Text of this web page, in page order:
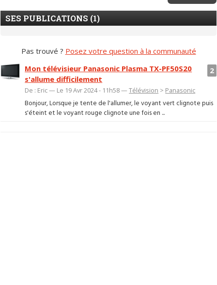
SES PUBLICATIONS (1)
Pas trouvé ? Posez votre question à la communauté
2
Mon télévisieur Panasonic Plasma TX-PF50S20
s'allume difficilement
De : Eric — Le 19 Avr 2024 - 11h58 —Télévision > Panasonic
Bonjour, Lorsque je tente de l'allumer, le voyant vert clignote puis
s'éteint et le voyant rouge clignote une fois en ...